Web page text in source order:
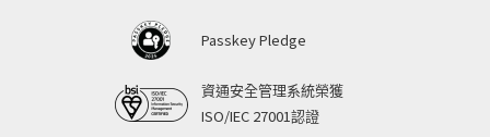
Passkey Pledge
資通安全管理系統榮獲
ISO/IEC 27001認證